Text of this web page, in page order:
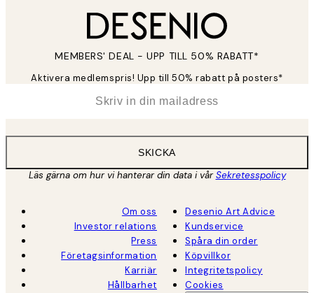
MEMBERS' DEAL - UPP TILL 50% RABATT*
Aktivera medlemspris! Upp till 50% rabatt på posters*
SKICKA
Läs gärna om hur vi hanterar din data i vårSekretesspolicy
Om oss
Investor relations
Press
Företagsinformation
Karriär
Hållbarhet
Desenio Art Advice
Kundservice
Spåra din order
Köpvillkor
Integritetspolicy
Cookies